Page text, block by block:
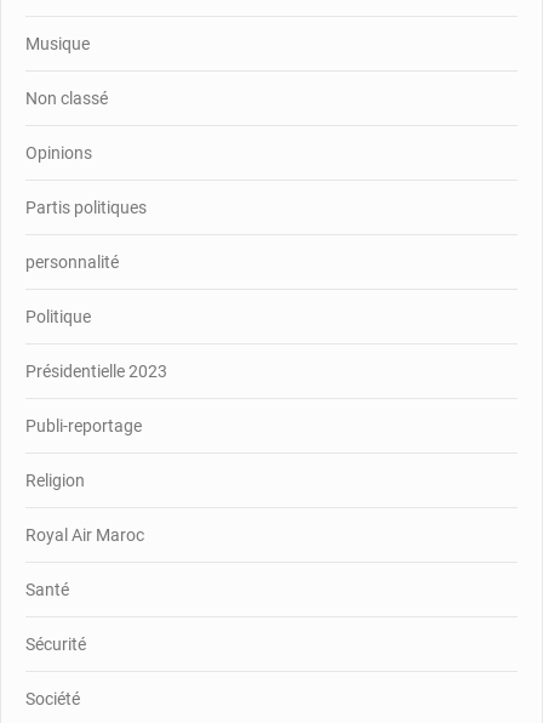
Musique
Non classé
Opinions
Partis politiques
personnalité
Politique
Présidentielle 2023
Publi-reportage
Religion
Royal Air Maroc
Santé
Sécurité
Société